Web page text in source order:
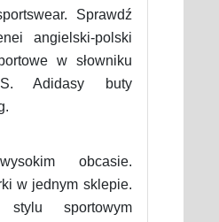
Sprawdź
angielski-polski
w słowniku
Adidasy buty
obcasie.
w jednym sklepie.
sportowym